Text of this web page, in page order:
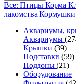
Все: Птицы Корма
лакомства
Аквариумы,
Аквариумы
Крышки (39)
Подставки (59)
Поддоны (21)
Оборудование